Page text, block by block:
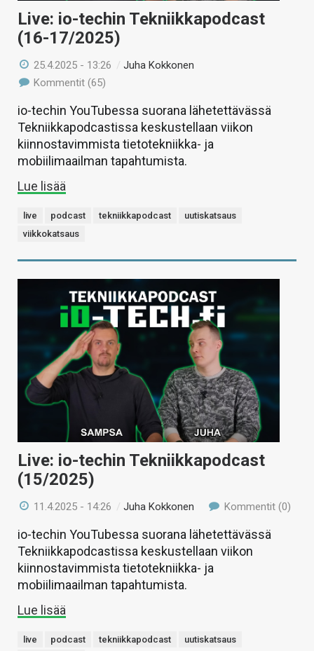
HAKU
Live: io-techin Tekniikkapodcast
(16-17/2025)
25.4.2025 - 13:26 /Juha Kokkonen
Kommentit (65)
io-techin YouTubessa suorana lähetettävässä
Tekniikkapodcastissa keskustellaan viikon
kiinnostavimmista tietotekniikka- ja
mobiilimaailman tapahtumista.
Lue lisää
live podcast tekniikkapodcast
uutiskatsaus
viikkokatsaus
Live: io-techin Tekniikkapodcast
(15/2025)
11.4.2025 - 14:26 /Juha Kokkonen Kommentit (0)
io-techin YouTubessa suorana lähetettävässä
Tekniikkapodcastissa keskustellaan viikon
kiinnostavimmista tietotekniikka- ja
mobiilimaailman tapahtumista.
Lue lisää
live podcast tekniikkapodcast
uutiskatsaus